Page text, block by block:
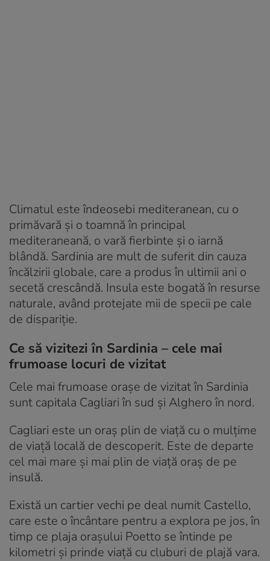
Climatul este îndeosebi mediteranean, cu o
primăvară și o toamnă în principal
mediteraneană, o vară fierbinte și o iarnă
blândă. Sardinia are mult de suferit din cauza
încălzirii globale, care a produs în ultimii ani o
secetă crescândă. Insula este bogată în resurse
naturale, având protejate mii de specii pe cale
de dispariție.
Ce să vizitezi în Sardinia – cele mai
frumoase locuri de vizitat
Cele mai frumoase orașe de vizitat în Sardinia
sunt capitala Cagliari în sud și Alghero în nord.
Cagliari este un oraș plin de viață cu o mulțime
de viață locală de descoperit. Este de departe
cel mai mare și mai plin de viață oraș de pe
insulă.
Există un cartier vechi pe deal numit Castello,
care este o încântare pentru a explora pe jos, în
timp ce plaja orașului Poetto se întinde pe
kilometri și prinde viață cu cluburi de plajă vara.